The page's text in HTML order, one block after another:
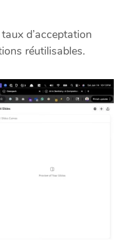
d’acceptation
réutilisables.